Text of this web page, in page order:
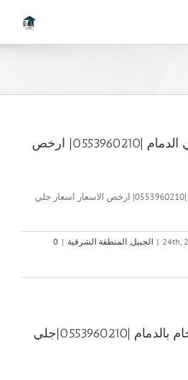
اسعار جلي الرخام في الدمام |0553960210| ارخص
اسعار جلي الرخام في الدمام |0553960210| ارخص الاسعار اسعار جلي
| الجبيل المنطقة الشرقية |
0
ارخص شركة جلى رخام بالدمام |0553960210|جلي